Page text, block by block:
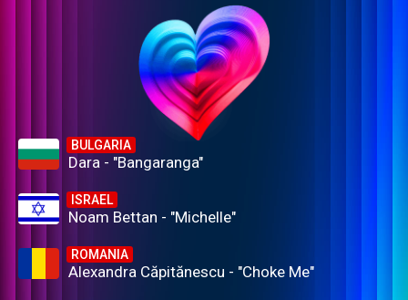
BULGARIA
Dara - "Bangaranga"
ISRAEL
Noam Bettan - "Michelle"
ROMANIA
Alexandra Căpitănescu - "Choke Me"